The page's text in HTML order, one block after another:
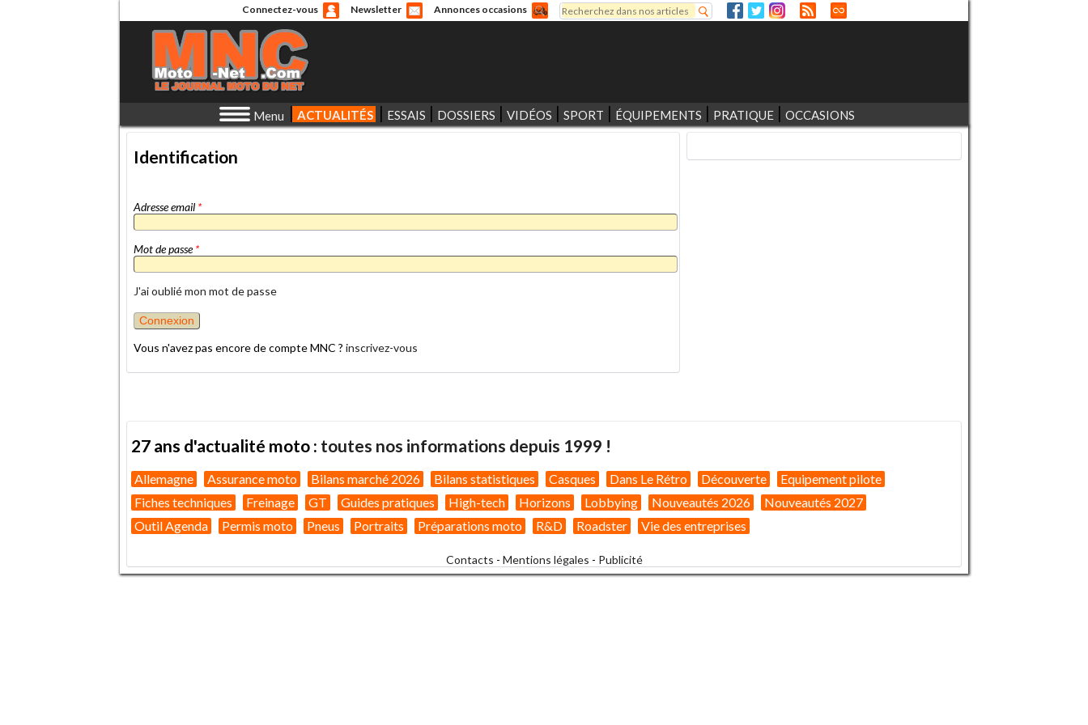
Connectez-vous Newsletter Annonces occasions
Formulaire de recherche
Rechercher
Menu ACTUALITÉS ESSAIS DOSSIERS VIDÉOS SPORT ÉQUIPEMENTS PRATIQUE OCCASIONS
Identification
Adresse email *
Mot de passe*
J'ai oublié mon mot de passe
Vous n'avez pas encore de compte MNC ? inscrivez-vous
27 ans d'actualité moto : toutes nos informations depuis 1999 !
Allemagne Assurance moto Bilans marché 2026 Bilans statistiques Casques Dans Le Rétro Découverte
Equipement pilote
Fiches techniques
Freinage GT Guides pratiques High-tech Horizons Lobbying Nouveautés 2026
Nouveautés 2027
Outil Agenda
Permis moto Pneus Portraits Préparations moto R&D Roadster Vie des entreprises
Contacts - Mentions légales - Publicité